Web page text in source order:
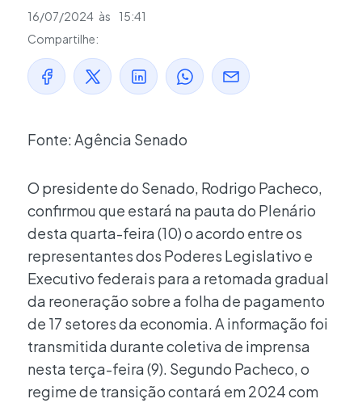
16/07/2024 às
15:41
Compartilhe:
Fonte: Agência Senado
O presidente do Senado, Rodrigo Pacheco,
confirmou que estará na pauta do Plenário
desta quarta-feira (10) o acordo entre os
representantes dos Poderes Legislativo e
Executivo federais para a retomada gradual
da reoneração sobre a folha de pagamento
de 17 setores da economia. A informação foi
transmitida durante coletiva de imprensa
nesta terça-feira (9). Segundo Pacheco, o
regime de transição contará em 2024 com